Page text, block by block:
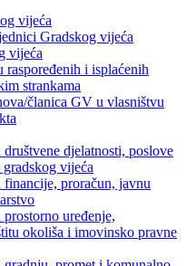
vijeća
Gradskog vijeća
vijeća
raspoređenih i isplaćenih
strankama
članica GV u vlasništvu
djelatnosti, poslove
vijeća
proračun, javnu
uređenje,
okoliša i imovinsko pravne